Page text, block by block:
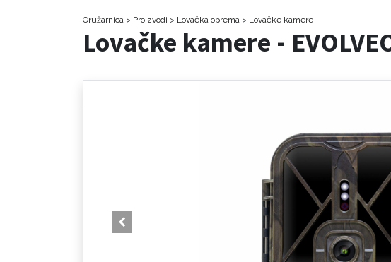
Oružarnica > Proizvodi > Lovačka oprema > Lovačke kamere
Lovačke kamere -